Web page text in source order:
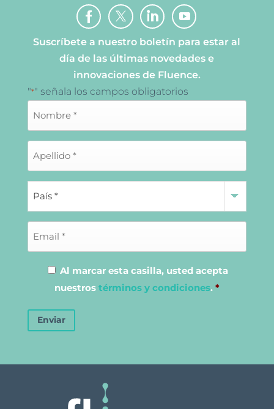
Suscríbete a nuestro boletín para estar al
día de las últimas novedades e
innovaciones de Fluence.
"*" señala los campos obligatorios
Al marcar esta casilla, usted acepta
nuestros términos y condiciones. *
Enviar